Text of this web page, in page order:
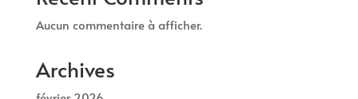
Aucun commentaire à afficher.
Archives